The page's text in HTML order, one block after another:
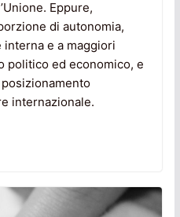
Eppure,
di autonomia,
e a maggiori
politico ed economico, e
internazionale.